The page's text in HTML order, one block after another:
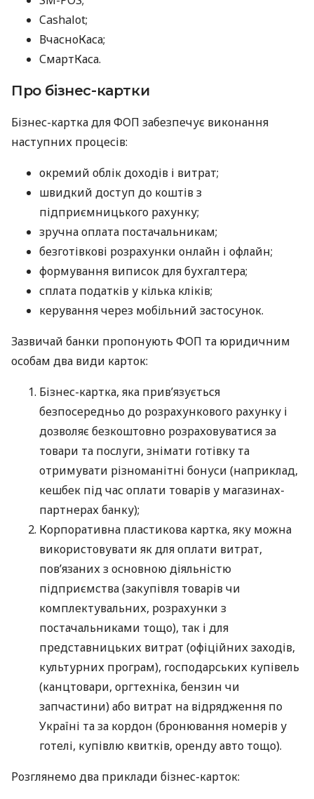
Cashalot;
ВчасноКаса;
СмартКаса.
Про бізнес-картки
Бізнес-картка для ФОП забезпечує виконання
наступних процесів:
окремий облік доходів і витрат;
швидкий доступ до коштів з
підприємницького рахунку;
зручна оплата постачальникам;
безготівкові розрахунки онлайн і офлайн;
формування виписок для бухгалтера;
сплата податків у кілька кліків;
керування через мобільний застосунок.
Зазвичай банки пропонують ФОП та юридичним
особам два види карток:
Бізнес-картка, яка прив’язується
безпосередньо до розрахункового рахунку і
дозволяє безкоштовно розраховуватися за
товари та послуги, знімати готівку та
отримувати різноманітні бонуси (наприклад,
кешбек під час оплати товарів у магазинах-
партнерах банку);
Корпоративна пластикова картка, яку можна
використовувати як для оплати витрат,
пов’язаних з основною діяльністю
підприємства (закупівля товарів чи
комплектувальних, розрахунки з
постачальниками тощо), так і для
представницьких витрат (офіційних заходів,
культурних програм), господарських купівель
(канцтовари, оргтехніка, бензин чи
запчастини) або витрат на відрядження по
Україні та за кордон (бронювання номерів у
готелі, купівлю квитків, оренду авто тощо).
Розглянемо два приклади бізнес-карток: